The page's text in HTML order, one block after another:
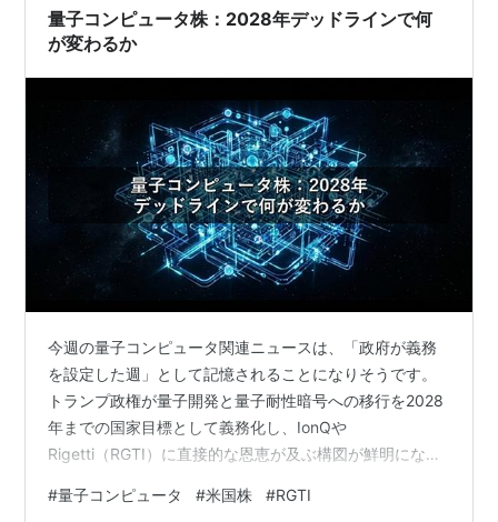
時に、ATM（アッ…
量子コンピュータ株：2028年デッドラインで何
が変わるか
今週の量子コンピュータ関連ニュースは、「政府が義務
を設定した週」として記憶されることになりそうです。
トランプ政権が量子開発と量子耐性暗号への移行を2028
年までの国家目標として義務化し、IonQや
Rigetti（RGTI）に直接的な恩恵が及ぶ構図が鮮明になり
自の製造戦略で事業基盤を着実に固めています。今週の
#量子コンピュータ #米国株 #RGTI